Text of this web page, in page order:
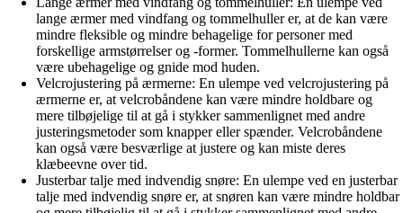
lange ærmer med vindfang og tommelhuller er, at de kan være
mindre fleksible og mindre behagelige for personer med
forskellige armstørrelser og -former. Tommelhullerne kan også
være ubehagelige og gnide mod huden.
Velcrojustering på ærmerne: En ulempe ved velcrojustering på
ærmerne er, at velcrobåndene kan være mindre holdbare og
mere tilbøjelige til at gå i stykker sammenlignet med andre
justeringsmetoder som knapper eller spænder. Velcrobåndene
kan også være besværlige at justere og kan miste deres
klæbeevne over tid.
Justerbar talje med indvendig snøre: En ulempe ved en justerbar
talje med indvendig snøre er, at snøren kan være mindre holdbar